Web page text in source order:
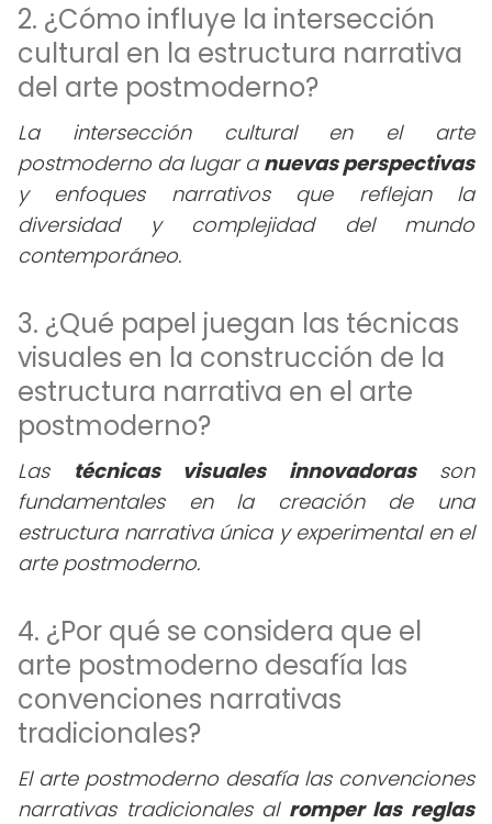
2. ¿Cómo influye la intersección
cultural en la estructura narrativa
del arte postmoderno?
La intersección cultural en el arte
postmoderno da lugar a nuevas perspectivas
y enfoques narrativos que reflejan la
diversidad y complejidad del mundo
contemporáneo.
3. ¿Qué papel juegan las técnicas
visuales en la construcción de la
estructura narrativa en el arte
postmoderno?
Las técnicas visuales innovadorasson
fundamentales en la creación de una
estructura narrativa única y experimental en el
arte postmoderno.
4. ¿Por qué se considera que el
arte postmoderno desafía las
convenciones narrativas
tradicionales?
El arte postmoderno desafía las convenciones
narrativas tradicionales al romper las reglas